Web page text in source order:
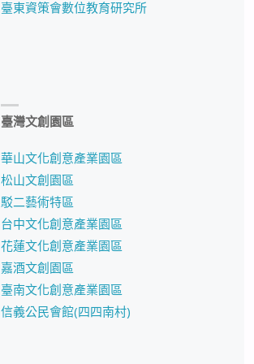
臺東資策會數位教育研究所
臺灣文創園區
華山文化創意產業園區
松山文創園區
駁二藝術特區
台中文化創意產業園區
花蓮文化創意產業園區
嘉酒文創園區
臺南文化創意產業園區
信義公民會館(四四南村)